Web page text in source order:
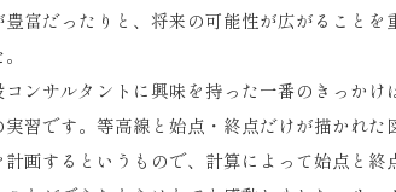
豊富だったりと、将来の可能性が広がることを
コンサルタントに興味を持った一番のきっかけ
実習です。等高線と始点・終点だけが描かれた
計画するというもので、計算によって始点と終